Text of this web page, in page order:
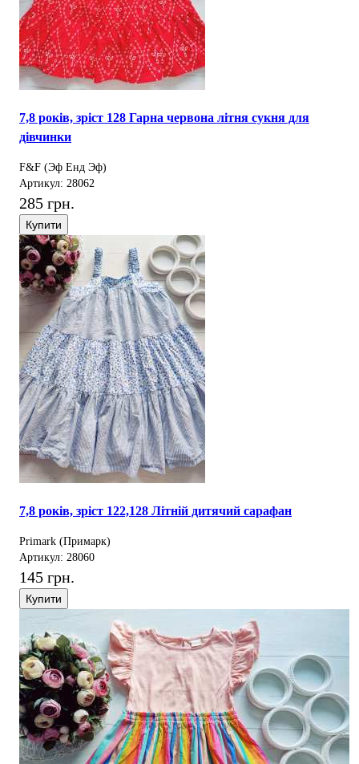
7,8 років, зріст 128 Гарна червона літня сукня для
дівчинки
F&F (Эф Енд Эф)
Артикул: 28062
285 грн.
Купити
7,8 років, зріст 122,128 Літній дитячий сарафан
Primark (Примарк)
Артикул: 28060
145 грн.
Купити